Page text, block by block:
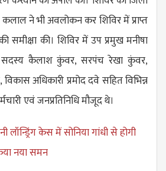
ने भी अवलोकन कर शिविर में प्राप्त
समीक्षा की। शिविर में उप प्रमुख मनीषा
सदस्य कैलाश कुंवर, सरपंच रेखा कुंवर,
अधिकारी प्रमोद दवे सहित विभिन्न
एवं जनप्रतिनिधि मौजूद थे।
लॉन्ड्रिंग केस में सोनिया गांधी से होगी
नया समन